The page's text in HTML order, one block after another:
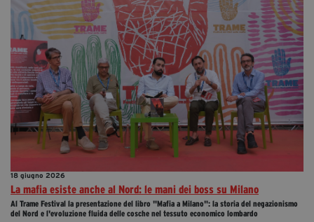
18 giugno 2026
La mafia esiste anche al Nord: le mani dei boss su Milano
Al Trame Festival la presentazione del libro "Mafia a Milano": la storia del negazionismo
del Nord e l'evoluzione fluida delle cosche nel tessuto economico lombardo